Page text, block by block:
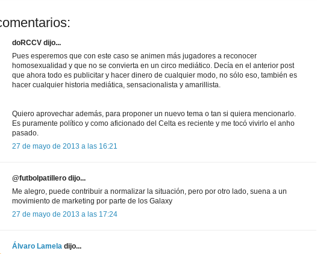
doRCCV dijo...
Pues esperemos que con este caso se animen más jugadores a reconocer
homosexualidad y que no se convierta en un circo mediático. Decía en el anterior post
que ahora todo es publicitar y hacer dinero de cualquier modo, no sólo eso, también es
hacer cualquier historia mediática, sensacionalista y amarillista.
Quiero aprovechar además, para proponer un nuevo tema o tan si quiera mencionarlo.
Es puramente político y como aficionado del Celta es reciente y me tocó vivirlo el anho
pasado.
27 de mayo de 2013 a las 16:21
@futbolpatillero dijo...
Me alegro, puede contribuir a normalizar la situación, pero por otro lado, suena a un
movimiento de marketing por parte de los Galaxy
27 de mayo de 2013 a las 17:24
Álvaro Lamela dijo...